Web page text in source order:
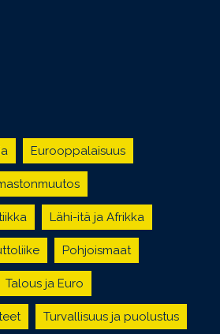
Eurooppalaisuus
Lähi-itä ja Afrikka
Pohjoismaat
Talous ja Euro
Turvallisuus ja puolustus